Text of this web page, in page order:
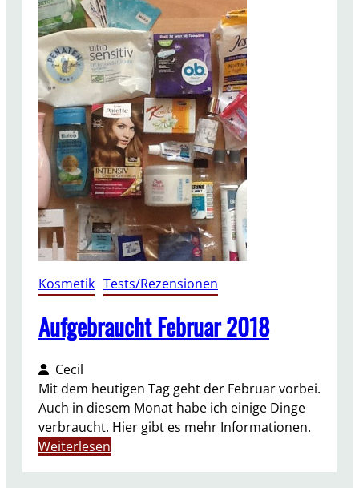
b
r
a
u
c
h
t
M
ä
r
z
2
0
1
8
Kosmetik Tests/Rezensionen
Aufgebraucht Februar 2018
Cecil
Mit dem heutigen Tag geht der Februar vorbei.
Auch in diesem Monat habe ich einige Dinge
verbraucht. Hier gibt es mehr Informationen.
Weiterlesen